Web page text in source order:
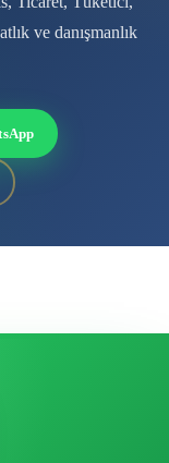
ve danışmanlık